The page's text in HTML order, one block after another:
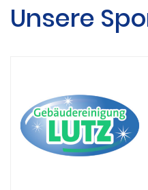
Unsere